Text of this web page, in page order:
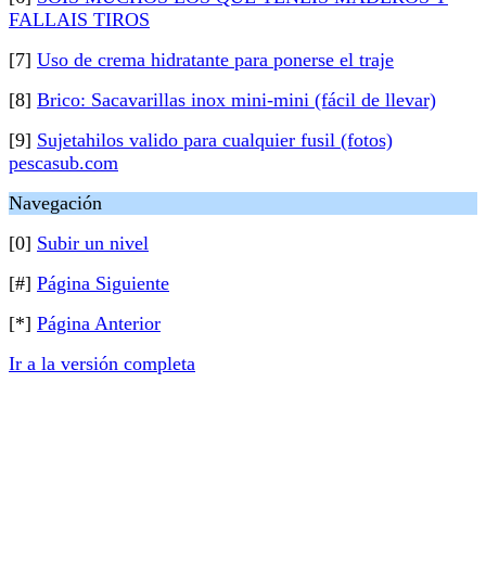
FALLAIS TIROS
[7] Uso de crema hidratante para ponerse el traje
[8] Brico: Sacavarillas inox mini-mini (fácil de llevar)
[9] Sujetahilos valido para cualquier fusil (fotos)
pescasub.com
Navegación
[0] Subir un nivel
[#] Página Siguiente
[*] Página Anterior
Ir a la versión completa